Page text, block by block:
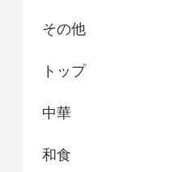
その他
トップ
中華
和食